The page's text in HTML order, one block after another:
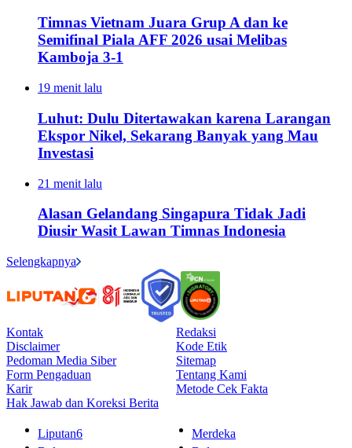
Timnas Vietnam Juara Grup A dan ke
Semifinal Piala AFF 2026 usai Melibas
Kamboja 3-1
19 menit lalu
Luhut: Dulu Ditertawakan karena Larangan
Ekspor Nikel, Sekarang Banyak yang Mau
Investasi
21 menit lalu
Alasan Gelandang Singapura Tidak Jadi
Diusir Wasit Lawan Timnas Indonesia
Selengkapnya
Kontak
Redaksi
Disclaimer
Kode Etik
Pedoman Media Siber
Sitemap
Form Pengaduan
Tentang Kami
Karir
Metode Cek Fakta
Hak Jawab dan Koreksi Berita
Liputan6
Merdeka